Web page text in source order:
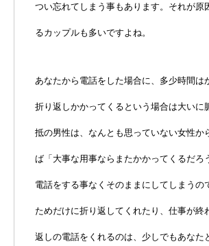
つい忘れてしまう事もあります。それが原
るカップルも多いですよね。
あなたから電話をした場合に、多少時間は
折り返しかかってくるという場合は大いに
抵の男性は、なんとも思っていない女性か
ば「大事な用事ならまたかかってくるだろ
電話をする事なくそのままにしてしまうの
ためだけに折り返してくれたり、仕事が終
返しの電話をくれるのは、少しでもあなた